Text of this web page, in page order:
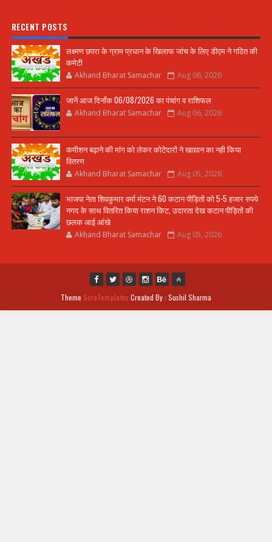
RECENT POSTS
लक्ष्मण छपरा के ग्राम प्रधान के खिलाफ जांच के लिए डीएम ने गठित की
कमेटी
Akhand Bharat Samachar Aug 06, 2026
जानें आज दिनाँक 06/08/2026 का पंचांग व राशिफल
Akhand Bharat Samachar Aug 06, 2026
कमीशन बढ़ाने की मांग को लेकर कोटेदारों ने खाद्यान का नही किया
वितरण
Akhand Bharat Samachar Aug 05, 2026
भाजपा नेता शिवकुमार वर्मा मंटन ने 60 कटान पीड़ितों को 5-5 हजार रुपये
नगद के साथ वितरित किया राशन किट, उदारता देख कटान पीड़ितों की
छलक आई आंखे
Akhand Bharat Samachar Aug 05, 2026
Theme SoraTemplates Created By : Sushil Sharma